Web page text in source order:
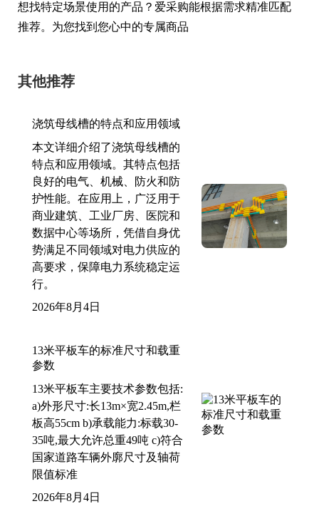
想找特定场景使用的产品？爱采购能根据需求精准匹配
推荐。为您找到您心中的专属商品
其他推荐
浇筑母线槽的特点和应用领域
本文详细介绍了浇筑母线槽的
特点和应用领域。其特点包括
良好的电气、机械、防火和防
护性能。在应用上，广泛用于
商业建筑、工业厂房、医院和
数据中心等场所，凭借自身优
势满足不同领域对电力供应的
高要求，保障电力系统稳定运
行。
2026年8月4日
13米平板车的标准尺寸和载重
参数
13米平板车主要技术参数包括:
a)外形尺寸:长13m×宽2.45m,栏
板高55cm b)承载能力:标载30-
35吨,最大允许总重49吨 c)符合
国家道路车辆外廓尺寸及轴荷
限值标准
2026年8月4日